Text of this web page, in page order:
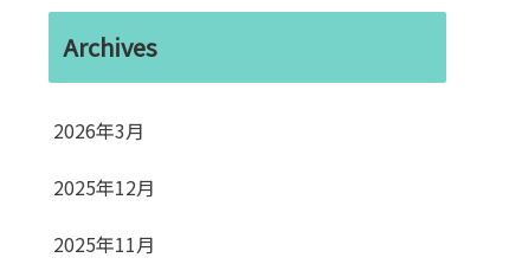
Archives
2026年3月
2025年12月
2025年11月